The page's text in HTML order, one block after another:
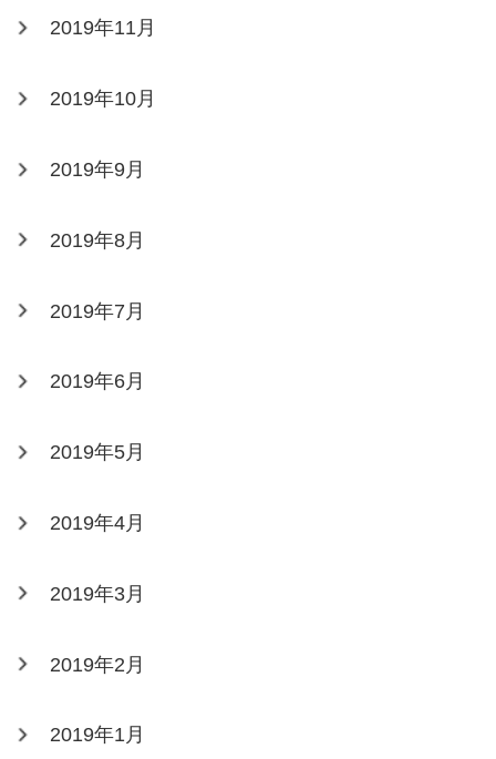
2019年11月
2019年10月
2019年9月
2019年8月
2019年7月
2019年6月
2019年5月
2019年4月
2019年3月
2019年2月
2019年1月